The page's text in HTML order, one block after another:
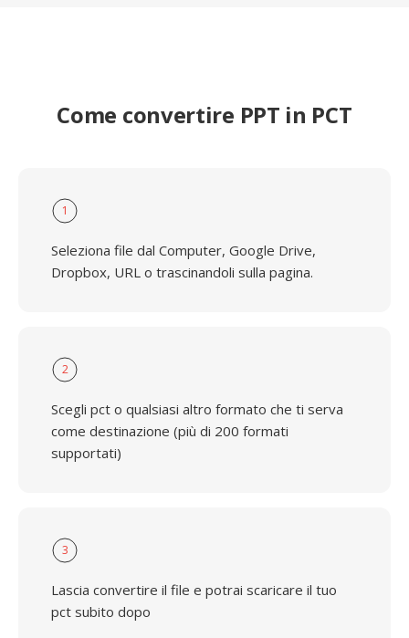
Come convertire PPT in PCT
1
Seleziona file dal Computer, Google Drive,
Dropbox, URL o trascinandoli sulla pagina.
2
Scegli pct o qualsiasi altro formato che ti serva
come destinazione (più di 200 formati
supportati)
3
Lascia convertire il file e potrai scaricare il tuo
pct subito dopo